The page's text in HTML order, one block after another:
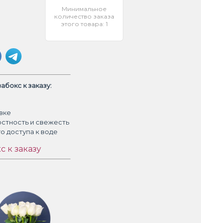
Минимальное
количество заказа
этого товара: 1
к заказу:
и свежесть
доступа к воде
к заказу